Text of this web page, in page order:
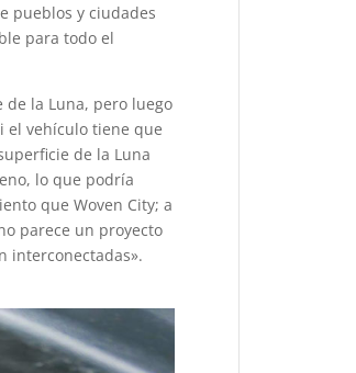
pueblos y ciudades
para todo el
la Luna, pero luego
el vehículo tiene que
de la Luna
lo que podría
que Woven City; a
parece un proyecto
interconectadas».